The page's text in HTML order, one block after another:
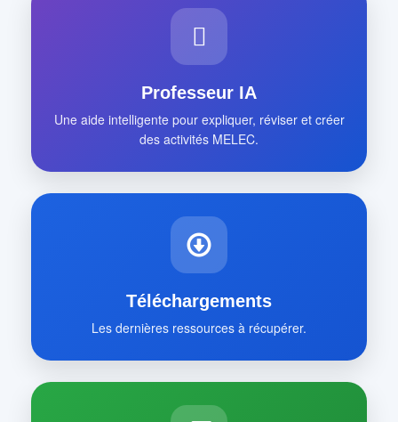
Professeur IA
Une aide intelligente pour expliquer, réviser et créer
des activités MELEC.
Téléchargements
Les dernières ressources à récupérer.